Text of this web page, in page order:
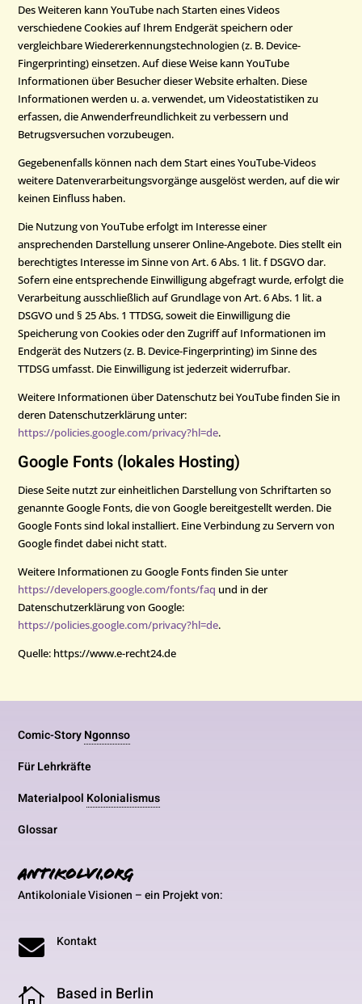
Des Weiteren kann YouTube nach Starten eines Videos
verschiedene Cookies auf Ihrem Endgerät speichern oder
vergleichbare Wiedererkennungstechnologien (z. B. Device-
Fingerprinting) einsetzen. Auf diese Weise kann YouTube
Informationen über Besucher dieser Website erhalten. Diese
Informationen werden u. a. verwendet, um Videostatistiken zu
erfassen, die Anwenderfreundlichkeit zu verbessern und
Betrugsversuchen vorzubeugen.
Gegebenenfalls können nach dem Start eines YouTube-Videos
weitere Datenverarbeitungsvorgänge ausgelöst werden, auf die wir
keinen Einfluss haben.
Die Nutzung von YouTube erfolgt im Interesse einer
ansprechenden Darstellung unserer Online-Angebote. Dies stellt ein
berechtigtes Interesse im Sinne von Art. 6 Abs. 1 lit. f DSGVO dar.
Sofern eine entsprechende Einwilligung abgefragt wurde, erfolgt die
Verarbeitung ausschließlich auf Grundlage von Art. 6 Abs. 1 lit. a
DSGVO und § 25 Abs. 1 TTDSG, soweit die Einwilligung die
Speicherung von Cookies oder den Zugriff auf Informationen im
Endgerät des Nutzers (z. B. Device-Fingerprinting) im Sinne des
TTDSG umfasst. Die Einwilligung ist jederzeit widerrufbar.
Weitere Informationen über Datenschutz bei YouTube finden Sie in
deren Datenschutzerklärung unter:
https://policies.google.com/privacy?hl=de.
Google Fonts (lokales Hosting)
Diese Seite nutzt zur einheitlichen Darstellung von Schriftarten so
genannte Google Fonts, die von Google bereitgestellt werden. Die
Google Fonts sind lokal installiert. Eine Verbindung zu Servern von
Google findet dabei nicht statt.
Weitere Informationen zu Google Fonts finden Sie unter
https://developers.google.com/fonts/faq und in der
Datenschutzerklärung von Google:
https://policies.google.com/privacy?hl=de.
Quelle: https://www.e-recht24.de
Comic-StoryNgonnso
Für Lehrkräfte
Materialpool Kolonialismus
Glossar
antikolvi.org
Antikoloniale Visionen – ein Projekt von:
 Kontakt
 Based in Berlin